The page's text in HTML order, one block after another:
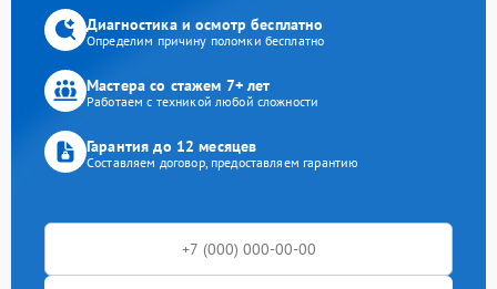
Диагностика и осмотр бесплатно
Определим причину поломки бесплатно
Мастера со стажем 7+ лет
Работаем с техникой любой сложности
Гарантия до 12 месяцев
Составляем договор, предоставляем гарантию